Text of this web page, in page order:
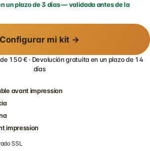
un plazo de 3 días — validada antes de la
Configurar mi kit →
150 € · Devolución gratuita en un plazo de 14
días
avant impression
impression
SSL